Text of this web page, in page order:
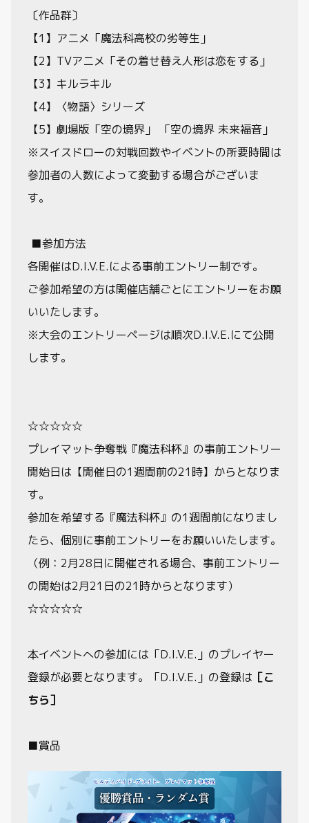
〔作品群〕
【1】アニメ「魔法科高校の劣等生」
【2】TVアニメ「その着せ替え人形は恋をする」
【3】キルラキル
【4】〈物語〉シリーズ
【5】劇場版「空の境界」 「空の境界 未来福音」
※スイスドローの対戦回数やイベントの所要時間は
参加者の人数によって変動する場合がございま
す。
■参加方法
各開催はD.I.V.E.による事前エントリー制です。
ご参加希望の方は開催店舗ごとにエントリーをお願
いいたします。
※大会のエントリーページは順次D.I.V.E.にて公開
します。
☆☆☆☆☆
プレイマット争奪戦『魔法科杯』の事前エントリー
開始日は【開催日の1週間前の21時】からとなりま
す。
参加を希望する『魔法科杯』の1週間前になりまし
たら、個別に事前エントリーをお願いいたします。
（例：2月28日に開催される場合、事前エントリー
の開始は2月21日の21時からとなります）
☆☆☆☆☆
本イベントへの参加には「D.I.V.E.」のプレイヤー
登録が必要となります。「D.I.V.E.」の登録は ［こ
ちら］
■賞品